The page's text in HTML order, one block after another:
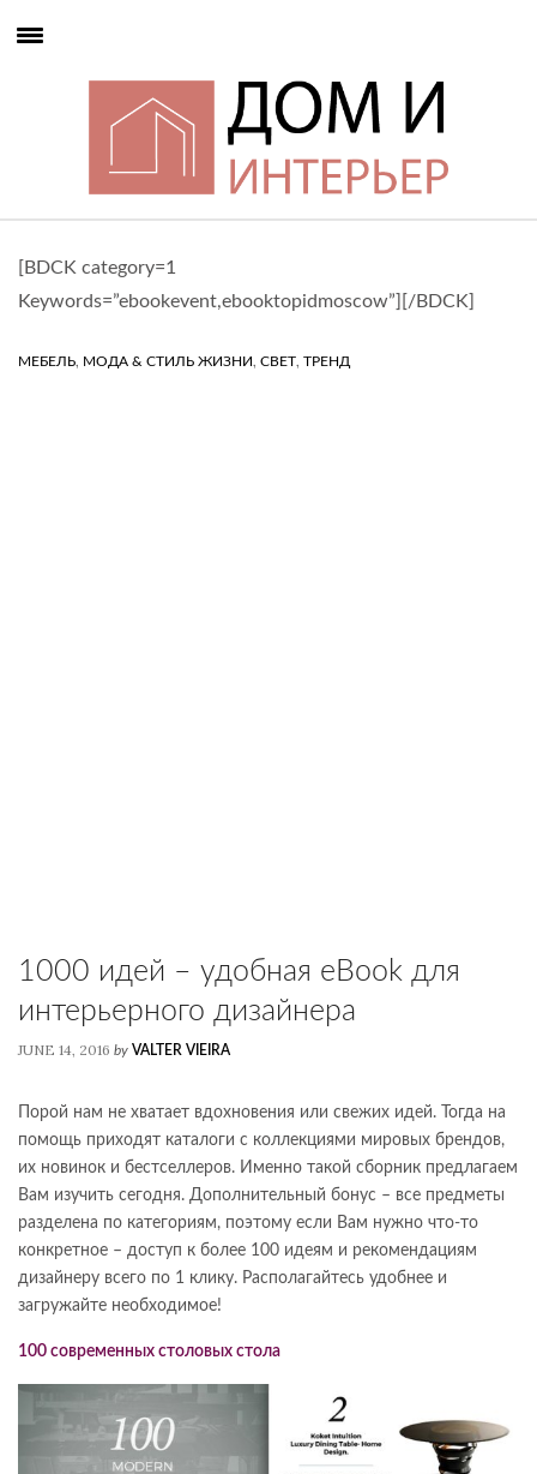
[BDCK category=1
Keywords=”ebookevent,ebooktopidmoscow”][/BDCK]
МЕБЕЛЬ, МОДА & СТИЛЬ ЖИЗНИ, СВЕТ, ТРЕНД
1000 идей – удобная eBook для
интерьерного дизайнера
JUNE 14, 2016 by VALTER VIEIRA
Порой нам не хватает вдохновения или свежих идей. Тогда на
помощь приходят каталоги с коллекциями мировых брендов,
их новинок и бестселлеров. Именно такой сборник предлагаем
Вам изучить сегодня. Дополнительный бонус – все предметы
разделена по категориям, поэтому если Вам нужно что-то
конкретное – доступ к более 100 идеям и рекомендациям
дизайнеру всего по 1 клику. Располагайтесь удобнее и
загружайте необходимое!
100 современных столовых стола